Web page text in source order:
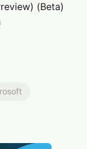
(Beta)